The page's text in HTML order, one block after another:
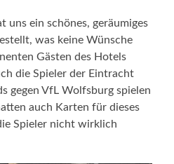
uns ein schönes, geräumiges
was keine Wünsche
Gästen des Hotels
die Spieler der Eintracht
gegen VfL Wolfsburg spielen
auch Karten für dieses
Spieler nicht wirklich